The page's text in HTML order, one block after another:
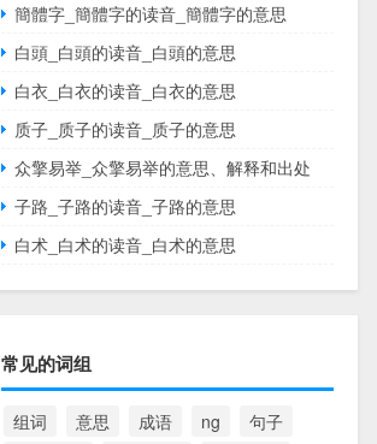
簡體字_簡體字的读音_簡體字的意思
白頭_白頭的读音_白頭的意思
白衣_白衣的读音_白衣的意思
质子_质子的读音_质子的意思
众擎易举_众擎易举的意思、解释和出处
子路_子路的读音_子路的意思
白术_白术的读音_白术的意思
常见的词组
组词 意思 成语 ng
句子